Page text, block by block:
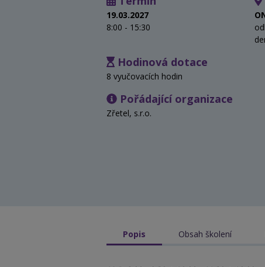
19.03.2027
8:00 - 15:30
Hodinová dotace
8 vyučovacích hodin
Pořádající organizace
Zřetel, s.r.o.
Popis Obsah školení